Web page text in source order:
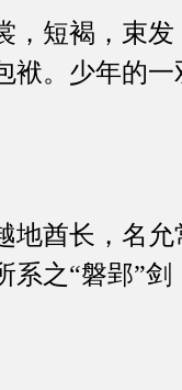
短褐，束发
袱。少年的
酋长，名允
之“磐郢”剑